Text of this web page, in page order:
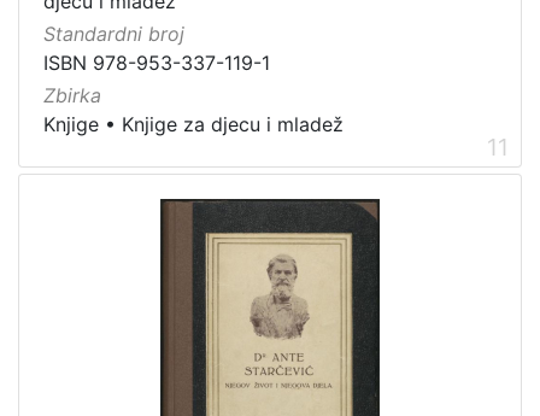
Standardni broj
ISBN 978-953-337-119-1
Zbirka
Knjige • Knjige za djecu i mladež
11